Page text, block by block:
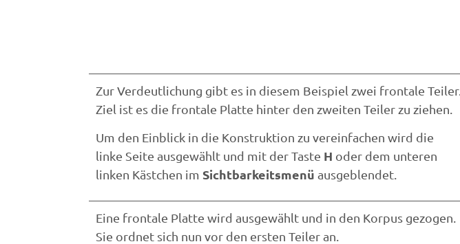
Zur Verdeutlichung gibt es in diesem Beispiel zwei frontale Teiler.
Ziel ist es die frontale Platte hinter den zweiten Teiler zu ziehen.
Um den Einblick in die Konstruktion zu vereinfachen wird die
linke Seite ausgewählt und mit der Taste H oder dem unteren
linken Kästchen im Sichtbarkeitsmenü ausgeblendet.
Eine frontale Platte wird ausgewählt und in den Korpus gezogen.
Sie ordnet sich nun vor den ersten Teiler an.